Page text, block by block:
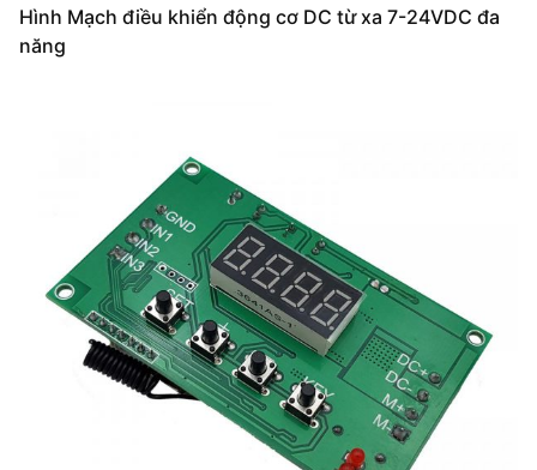
Hình Mạch điều khiển động cơ DC từ xa 7-24VDC đa
năng